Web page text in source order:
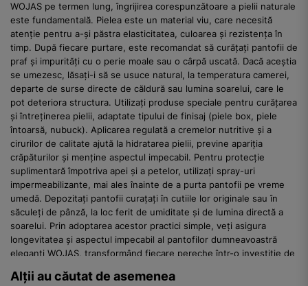
WOJAS pe termen lung, îngrijirea corespunzătoare a pielii naturale
este fundamentală. Pielea este un material viu, care necesită
atenție pentru a-și păstra elasticitatea, culoarea și rezistența în
timp. După fiecare purtare, este recomandat să curățați pantofii de
praf și impurități cu o perie moale sau o cârpă uscată. Dacă aceștia
se umezesc, lăsați-i să se usuce natural, la temperatura camerei,
departe de surse directe de căldură sau lumina soarelui, care le
pot deteriora structura. Utilizați produse speciale pentru curățarea
și întreținerea pielii, adaptate tipului de finisaj (piele box, piele
întoarsă, nubuck). Aplicarea regulată a cremelor nutritive și a
cirurilor de calitate ajută la hidratarea pielii, previne apariția
crăpăturilor și menține aspectul impecabil. Pentru protecție
suplimentară împotriva apei și a petelor, utilizați spray-uri
impermeabilizante, mai ales înainte de a purta pantofii pe vreme
umedă. Depozitați pantofii curațați în cutiile lor originale sau în
săculeți de pânză, la loc ferit de umiditate și de lumina directă a
soarelui. Prin adoptarea acestor practici simple, veți asigura
longevitatea și aspectul impecabil al pantofilor dumneavoastră
eleganți WOJAS, transformând fiecare pereche într-o investiție de
Alții au căutat de asemenea